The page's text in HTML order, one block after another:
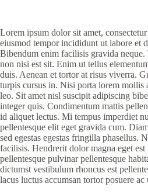
Lorem ipsum dolor sit amet,
eiusmod tempor incididunt ut labore et
Bibendum enim facilisis gravida
non nisi est sit. Enim ut tellus
duis. Aenean et tortor at risus viverra.
turpis cursus in. Nisi porta lorem mollis
leo. Sit amet nisl suscipit adipiscing
integer quis. Condimentum mattis
id aliquet lectus. Mi tempus imperdiet
pellentesque elit eget gravida cum.
sed egestas egestas fringilla phasellus.
facilisis. Hendrerit dolor magna eget
pellentesque pulvinar pellentesque
dictumst vestibulum rhoncus est
lacus luctus accumsan tortor posuere ac